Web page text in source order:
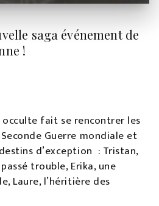
saga événement de
!
occulte fait se rencontrer les
Guerre mondiale et
d’exception : Tristan,
trouble, Erika, une
Laure, l’héritière des